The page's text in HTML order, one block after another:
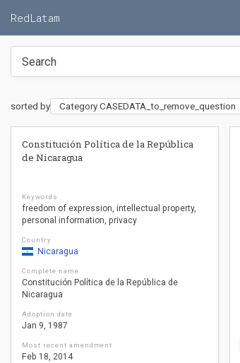
RedLatam
sorted by Category CASEDATA_to_remove_question
Constitución Política de la República
de Nicaragua
Keywords
freedom of expression intellectual property
personal information privacy
Country
Nicaragua
Complete name
Constitución Política de la República de
Nicaragua
Adoption date
Jan 9, 1987
Most recent amendment
Feb 18, 2014